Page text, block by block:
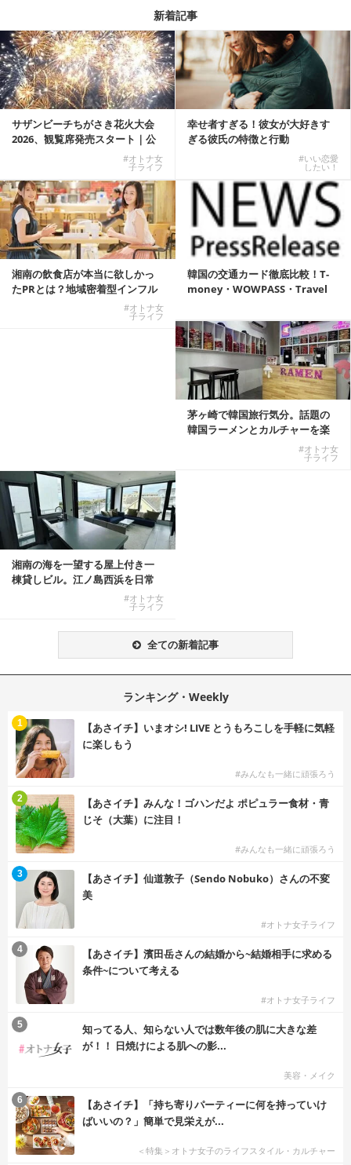
新着記事
サザンビーチちがさき花火大会
2026、観覧席発売スタート｜公
#オトナ女
子ライフ
幸せ者すぎる！彼女が大好きす
ぎる彼氏の特徴と行動
#いい恋愛
したい！
湘南の飲食店が本当に欲しかっ
たPRとは？地域密着型インフル
#オトナ女
子ライフ
韓国の交通カード徹底比較！T-
money・WOWPASS・Travel
茅ヶ崎で韓国旅行気分。話題の
韓国ラーメンとカルチャーを楽
#オトナ女
子ライフ
湘南の海を一望する屋上付き一
棟貸しビル。江ノ島西浜を日常
#オトナ女
子ライフ
全ての新着記事
ランキング・Weekly
【あさイチ】いまオシ! LIVE とうもろこしを手軽に気軽
に楽しもう
#みんなも一緒に頑張ろう
1
【あさイチ】みんな！ゴハンだよ ポピュラー食材・青
じそ（大葉）に注目！
#みんなも一緒に頑張ろう
2
【あさイチ】仙道敦子（Sendo Nobuko）さんの不変
美
#オトナ女子ライフ
3
【あさイチ】濱田岳さんの結婚から~結婚相手に求める
条件~について考える
#オトナ女子ライフ
4
知ってる人、知らない人では数年後の肌に大きな差
が！！ 日焼けによる肌への影...
美容・メイク
5
【あさイチ】「持ち寄りパーティーに何を持っていけ
ばいいの？」簡単で見栄えが...
＜特集＞オトナ女子のライフスタイル・カルチャー
6